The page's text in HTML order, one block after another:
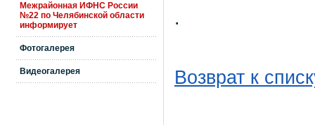
Межрайонная ИФНС России
№22 по Челябинской области
информирует
Фотогалерея
Видеогалерея
.
Возврат к